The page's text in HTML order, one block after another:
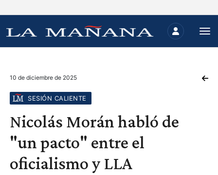
10 de diciembre de 2025
SESIÓN CALIENTE
Nicolás Morán habló de
"un pacto" entre el
oficialismo y LLA